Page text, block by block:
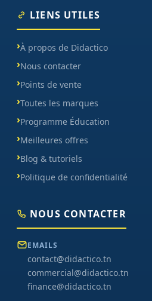
LIENS UTILES
À propos de Didactico
Nous contacter
Points de vente
Toutes les marques
Programme Éducation
Meilleures offres
Blog & tutoriels
Politique de confidentialité
NOUS CONTACTER
EMAILS
contact@didactico.tn
commercial@didactico.tn
finance@didactico.tn